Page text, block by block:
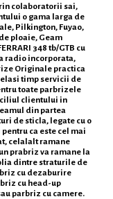
colaboratorii sai,
o gama larga de
Pilkington, Fuyao,
ploaie, Geam
348 tb/GTB cu
radio incorporata,
Originale practica
timp servicii de
toate parbrizele
clientului in
din partea
de sticla, legate cu o
ca este cel mai
celalalt ramane
prabriz va ramane la
dintre straturile de
cu dezaburire
cu head-up
parbriz cu camere.